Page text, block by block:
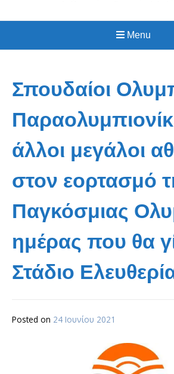
Menu
Σπουδαίοι
άλλοι μεγάλοι
στον εορτασμό
Παγκόσμιας
ημέρας που θα
Στάδιο
Posted on 24 Ιουνίου 2021